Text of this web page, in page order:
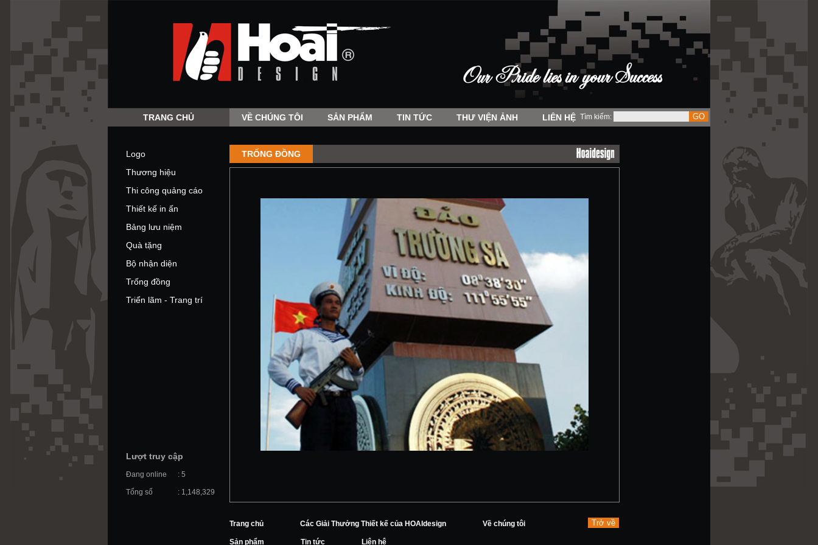
Tìm kiếm:
TRANG CHỦ VỀ CHÚNG TÔI SẢN PHẨM TIN TỨC THƯ VIỆN ẢNH LIÊN HỆ
Logo
Thương hiệu
Thi công quảng cáo
Thiết kế in ấn
Bảng lưu niệm
Quà tặng
Bộ nhận diện
Trống đồng
Triển lãm - Trang trí
Lượt truy cập
Đang online : 5
Tổng số : 1,148,329
TRỐNG ĐỒNG
Trang chủ Các Giải Thưởng Thiết kế của HOAIdesign Về chúng tôi
Sản phẩm Tin tức Liên hệ